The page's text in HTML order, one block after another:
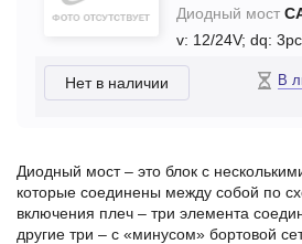
Диодный мост
v: 12/24V; dq:
Нет в наличии В
Диодный мост – это блок с
которые соединены между собой по
включения плеч – три элемента
другие три – с «минусом» бортовой